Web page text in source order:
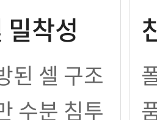
밀착성
된 셀 구조
수분 침투